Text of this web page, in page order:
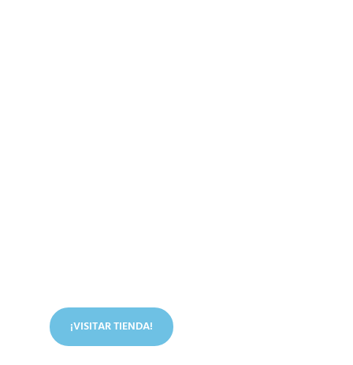
¡VISITAR TIENDA!